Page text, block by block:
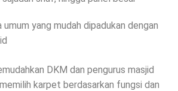
umum yang mudah dipadukan dengan
DKM dan pengurus masjid
karpet berdasarkan fungsi dan